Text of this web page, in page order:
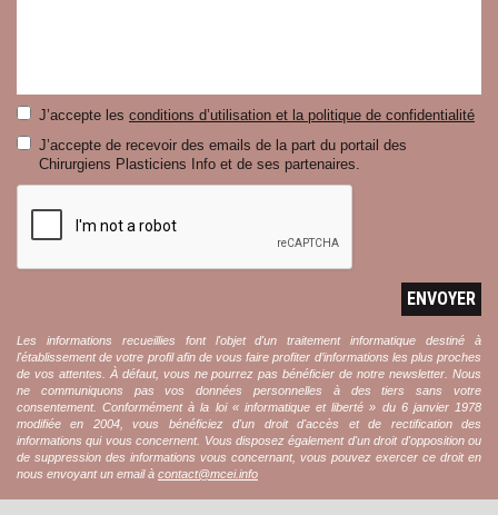
J’accepte les conditions d’utilisation et la politique de confidentialité
J’accepte de recevoir des emails de la part du portail des
Chirurgiens Plasticiens Info et de ses partenaires.
ENVOYER
Les informations recueillies font l'objet d'un traitement informatique destiné à
l'établissement de votre profil afin de vous faire profiter d’informations les plus proches
de vos attentes. À défaut, vous ne pourrez pas bénéficier de notre newsletter. Nous
ne communiquons pas vos données personnelles à des tiers sans votre
consentement. Conformément à la loi « informatique et liberté » du 6 janvier 1978
modifiée en 2004, vous bénéficiez d'un droit d'accès et de rectification des
informations qui vous concernent. Vous disposez également d'un droit d'opposition ou
de suppression des informations vous concernant, vous pouvez exercer ce droit en
nous envoyant un email à contact@mcei.info